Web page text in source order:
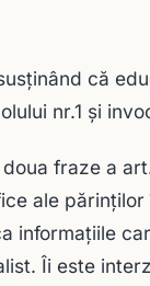
că
nr.1 şi
fraze a
ale părinţilor
informaţiile
Îi este